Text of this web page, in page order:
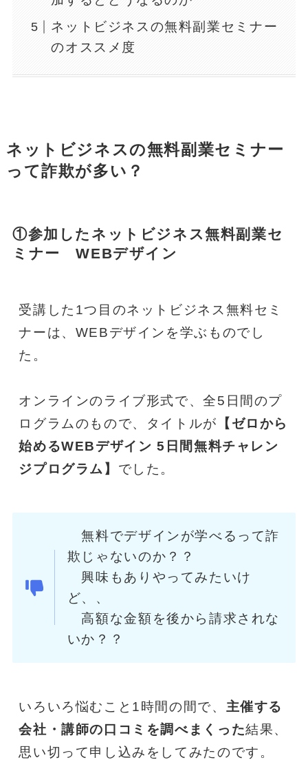
ネットビジネスの無料副業セミナー
のオススメ度
ネットビジネスの無料副業セミナー
って詐欺が多い？
①参加したネットビジネス無料副業セ
ミナー WEBデザイン
受講した1つ目のネットビジネス無料セミ
ナーは、WEBデザインを学ぶものでし
た。
オンラインのライブ形式で、全5日間のプ
ログラムのもので、タイトルが 【ゼロから
始めるWEBデザイン 5日間無料チャレン
ジプログラム】 でした。
無料でデザインが学べるって詐
欺じゃないのか？？
興味もありやってみたいけ
ど、、
高額な金額を後から請求されな
いか？？
いろいろ悩むこと1時間の間で、 主催する
会社・講師の口コミを調べまくった結果、
思い切って申し込みをしてみたのです。